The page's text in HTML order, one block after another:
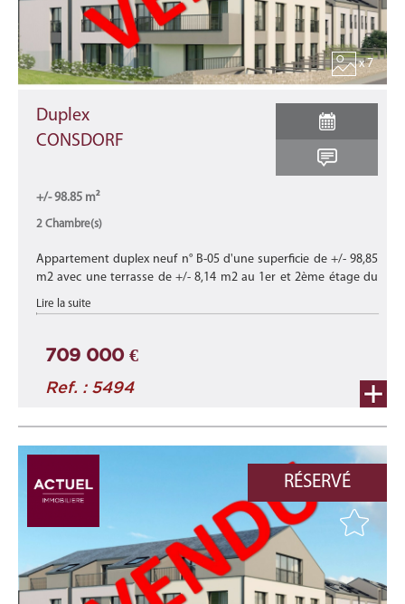
x 7
Duplex
CONSDORF
+/- 98.85 m²
2 Chambre(s)
Appartement duplex neuf n° B-05 d'une superficie de +/- 98,85
m2 avec une terrasse de +/- 8,14 m2 au 1er et 2ème étage du
bâtiment B de cette nouvelle résidence "HAENRICHT" composée
de 12 appart ...
Lire la suite
709 000 €
Ref. : 5494
RÉSERVÉ